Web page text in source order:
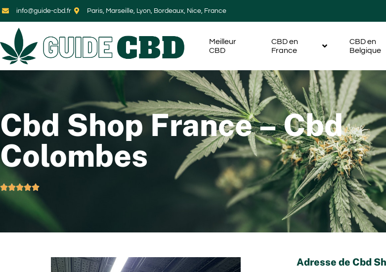
info@guide-cbd.fr Paris, Marseille, Lyon, Bordeaux, Nice, France
Meilleur
CBD
CBD en
France
CBD en
Belgique
Cbd Shop France – Cbd
Colombes

Adresse de Cbd